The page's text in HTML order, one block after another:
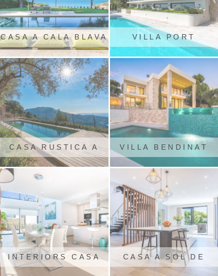
CASA A CALA BLAVA VILLA PORT
D'ANDRATX
CASA RUSTICA A
SÓLLER
VILLA BENDINAT
INTERIORS CASA CASA A SOL DE